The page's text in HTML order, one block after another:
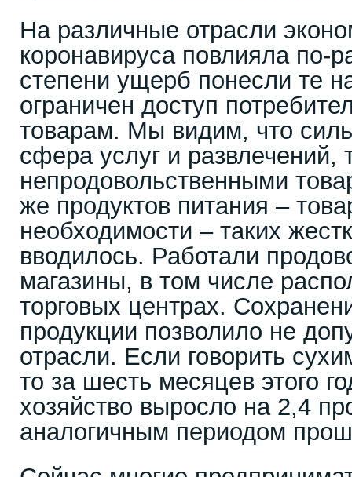
На различные отрасли
коронавируса повлияла по-
степени ущерб понесли те
ограничен доступ
товарам. Мы видим, что
сфера услуг и развлечений,
непродовольственными
же продуктов питания –
необходимости – таких
вводилось. Работали
магазины, в том числе
торговых центрах.
продукции позволило не
отрасли. Если говорить
то за шесть месяцев этого
хозяйство выросло на 2,4
аналогичным периодом